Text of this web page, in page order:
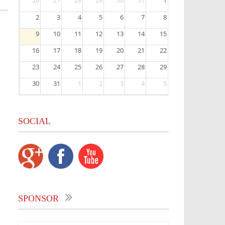
2
3 4 5 6 7
8
9
10 11 12 13 14
15
16
17 18 19 20 21
22
23
24 25 26 27 28
29
30
31 1 2 3 4 5
SOCIAL
SPONSOR